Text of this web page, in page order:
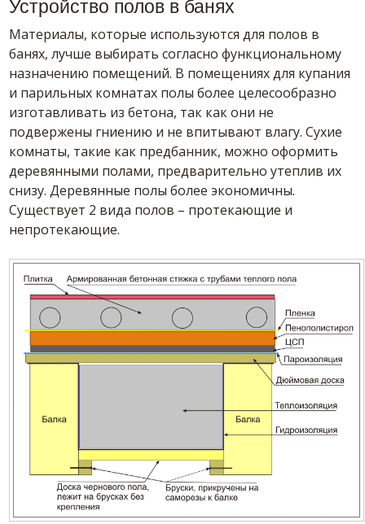
Устройство полов в банях
Материалы, которые используются для полов в
банях, лучше выбирать согласно функциональному
назначению помещений. В помещениях для купания
и парильных комнатах полы более целесообразно
изготавливать из бетона, так как они не
подвержены гниению и не впитывают влагу. Сухие
комнаты, такие как предбанник, можно оформить
деревянными полами, предварительно утеплив их
снизу. Деревянные полы более экономичны.
Существует 2 вида полов – протекающие и
непротекающие.